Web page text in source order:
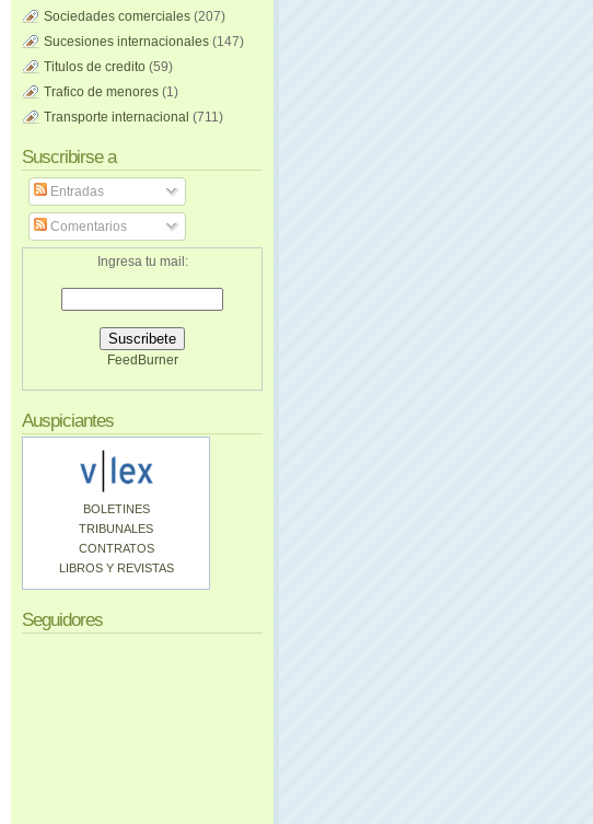
Sociedades comerciales (207)
Sucesiones internacionales (147)
Titulos de credito (59)
Trafico de menores (1)
Transporte internacional (711)
Suscribirse a
Entradas
Comentarios
Ingresa tu mail:
FeedBurner
Auspiciantes
BOLETINES
TRIBUNALES
CONTRATOS
LIBROS Y REVISTAS
Seguidores